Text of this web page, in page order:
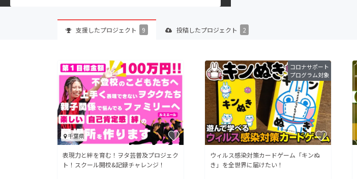
CAMPFIRE for Social Good
支援したプロジェクト 9 投稿したプロジェクト 2
千葉県
表現力と絆を育む！ヲタ芸普及プロジェク
ト！スクール開校&記録チャレンジ！
コロナサポート
プログラム対象
ウィルス感染対策カードゲーム「キンぬ
き」を全世界に届けたい！